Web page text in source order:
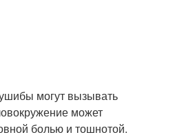
могут вызывать
может
болью и тошнотой.